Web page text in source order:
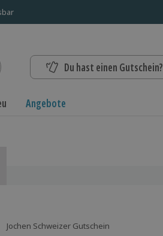
Du hast einen Gutschein?
Angebote
Jochen Schweizer Gutschein